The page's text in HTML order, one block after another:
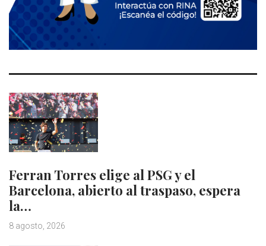
Ferran Torres elige al PSG y el
Barcelona, abierto al traspaso, espera
la…
8 agosto, 2026